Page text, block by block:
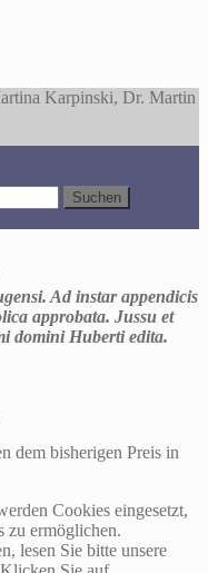
Karpinski, Dr. Martin
Suchen
Ad instar appendicis
approbata. Jussu et
domini Huberti edita.
dem bisherigen Preis in
Cookies eingesetzt,
zu ermöglichen.
lesen Sie bitte unsere